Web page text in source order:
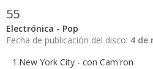
55
Electrónica - Pop
Fecha de publicación del disco: 4 de
1.New York City - con Cam'ron